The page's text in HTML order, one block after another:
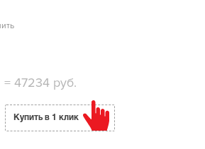
=47234 руб.
Купить в 1 клик